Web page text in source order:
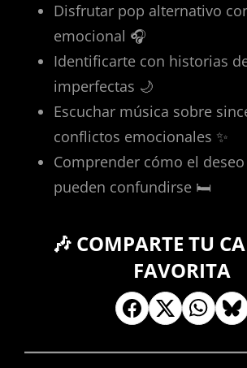
Disfrutar pop alternativo
emocional 🎧
Identificarte con historias
imperfectas 🌙
Escuchar música sobre
conflictos emocionales ✨
Comprender cómo el
pueden confundirse 🛏️
🎶 COMPARTE TU
FAVORITA